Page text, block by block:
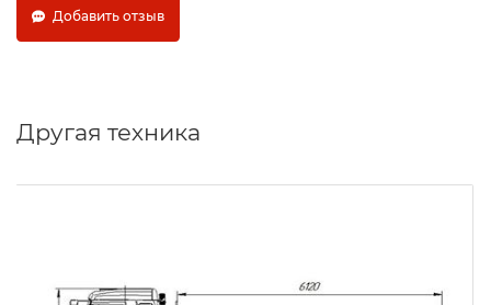
Добавить отзыв
Другая техника